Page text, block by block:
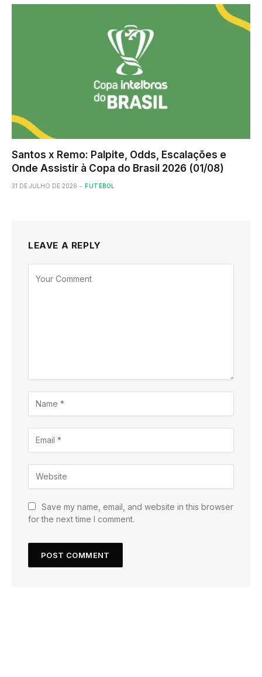
Santos x Remo: Palpite, Odds, Escalações e
Onde Assistir à Copa do Brasil 2026 (01/08)
31 DE JULHO DE 2026 FUTEBOL
LEAVE A REPLY
Save my name, email, and website in this browser
for the next time I comment.